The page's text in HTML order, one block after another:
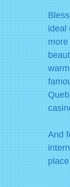
ideal
more
And